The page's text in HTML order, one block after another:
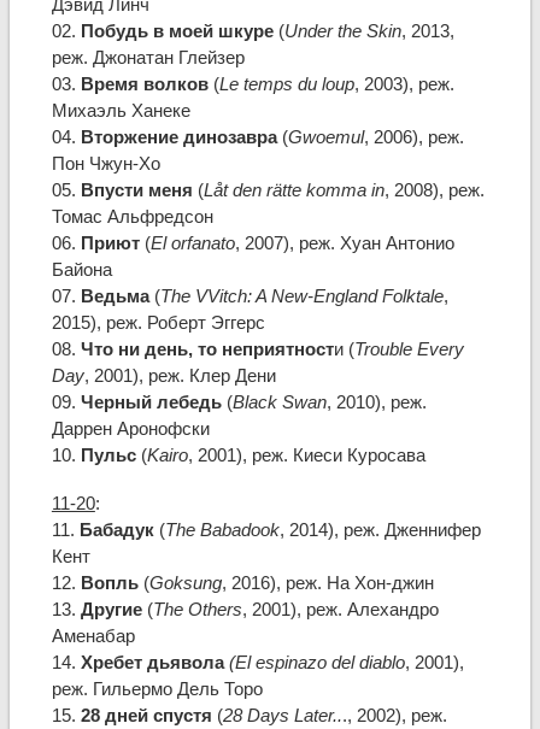
Дэвид Линч
02. Побудь в моей шкуре(Under the Skin, 2013,
реж. Джонатан Глейзер
03. Время волков(Le temps du loup, 2003), реж.
Михаэль Ханеке
04. Вторжение динозавра (Gwoemul, 2006), реж.
Пон Чжун-Хо
05. Впусти меня (Låt den rätte komma in, 2008), реж.
Томас Альфредсон
06. Приют(El orfanato, 2007), реж. Хуан Антонио
Байона
07. Ведьма(The VVitch: A New-England Folktale,
2015), реж. Роберт Эггерс
08. Что ни день, то неприятности (Trouble Every
Day, 2001), реж. Клер Дени
09. Черный лебедь(Black Swan, 2010), реж.
Даррен Аронофски
10. Пульс(Kairo, 2001), реж. Киеси Куросава
11-20:
11. Бабадук(The Babadook, 2014), реж. Дженнифер
Кент
12. Вопль(Goksung, 2016), реж. На Хон-джин
13. Другие(The Others, 2001), реж. Алехандро
Аменабар
14. Хребет дьявола (El espinazo del diablo, 2001),
реж. Гильермо Дель Торо
15. 28 дней спустя (28 Days Later..., 2002), реж.